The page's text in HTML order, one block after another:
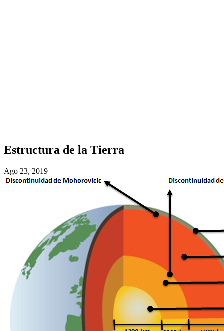
Estructura de la Tierra
Ago 23, 2019